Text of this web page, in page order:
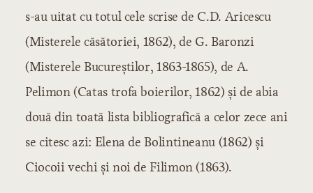
s-au uitat cu totul cele scrise de C.D. Aricescu
(Misterele căsătoriei, 1862), de G. Baronzi
(Misterele Bucureştilor, 1863-1865), de A.
Pelimon (Catas trofa boierilor, 1862) şi de abia
două din toată lista bibliografică a celor zece ani
se citesc azi: Elena de Bolintineanu (1862) şi
Ciocoii vechi şi noi de Filimon (1863).